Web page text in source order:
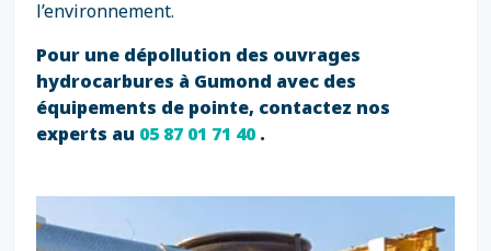
l’environnement.
Pour une dépollution des ouvrages
hydrocarbures à Gumond avec des
équipements de pointe, contactez nos
experts au 05 87 01 71 40.